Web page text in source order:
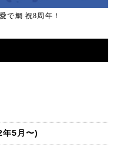
で鯛 祝8周年！
5月〜)